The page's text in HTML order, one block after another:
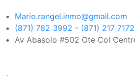
Mario.rangel.inmo@gmail.com
(871) 782 3992 - (871) 217 7172
Av Abasolo #502 Ote Col